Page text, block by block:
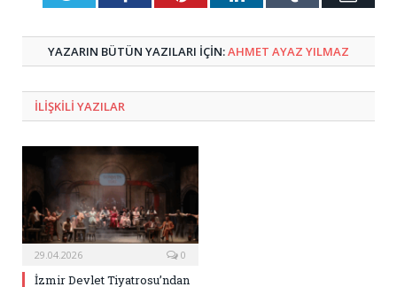
YAZARIN BÜTÜN YAZILARI IÇIN:AHMET AYAZ YILMAZ
ILIŞKILI YAZILAR
29.04.2026 0
İzmir Devlet Tiyatrosu’ndan